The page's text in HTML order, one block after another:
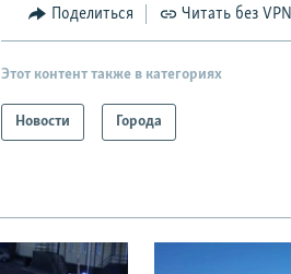
Поделиться Читать без VPN
Этот контент также в категориях
Новости Города